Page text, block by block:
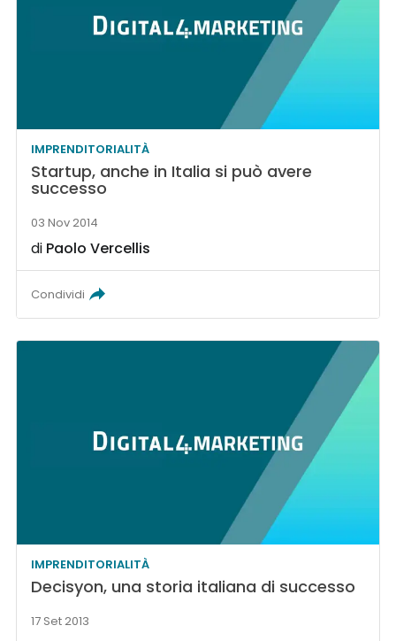
IMPRENDITORIALITÀ
Startup, anche in Italia si può avere
successo
03 Nov 2014
di Paolo Vercellis
Condividi
IMPRENDITORIALITÀ
Decisyon, una storia italiana di successo
17 Set 2013